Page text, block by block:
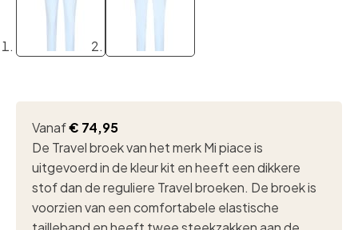
Vanaf€ 74,95
De Travel broek van het merk Mi piace is
uitgevoerd in de kleur kit en heeft een dikkere
stof dan de reguliere Travel broeken. De broek is
voorzien van een comfortabele elastische